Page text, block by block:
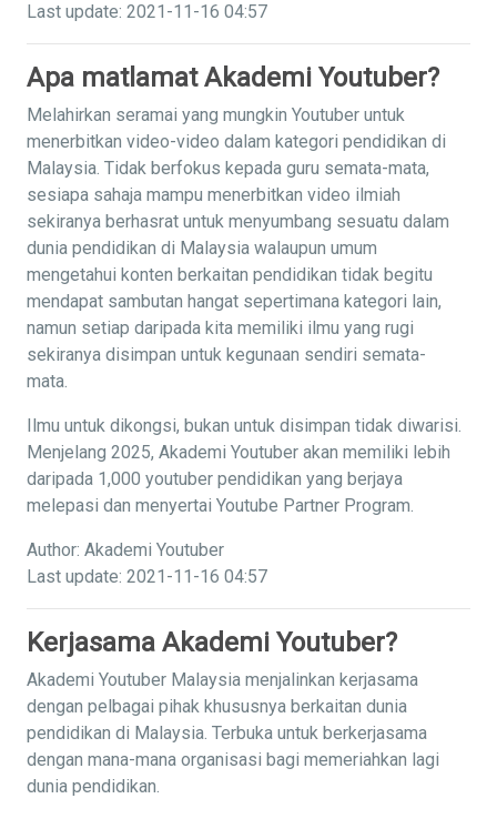
Last update: 2021-11-16 04:57
Apa matlamat Akademi Youtuber?
Melahirkan seramai yang mungkin Youtuber untuk
menerbitkan video-video dalam kategori pendidikan di
Malaysia. Tidak berfokus kepada guru semata-mata,
sesiapa sahaja mampu menerbitkan video ilmiah
sekiranya berhasrat untuk menyumbang sesuatu dalam
dunia pendidikan di Malaysia walaupun umum
mengetahui konten berkaitan pendidikan tidak begitu
mendapat sambutan hangat sepertimana kategori lain,
namun setiap daripada kita memiliki ilmu yang rugi
sekiranya disimpan untuk kegunaan sendiri semata-
mata.
Ilmu untuk dikongsi, bukan untuk disimpan tidak diwarisi.
Menjelang 2025, Akademi Youtuber akan memiliki lebih
daripada 1,000 youtuber pendidikan yang berjaya
melepasi dan menyertai Youtube Partner Program.
Author: Akademi Youtuber
Last update: 2021-11-16 04:57
Kerjasama Akademi Youtuber?
Akademi Youtuber Malaysia menjalinkan kerjasama
dengan pelbagai pihak khususnya berkaitan dunia
pendidikan di Malaysia. Terbuka untuk berkerjasama
dengan mana-mana organisasi bagi memeriahkan lagi
dunia pendidikan.